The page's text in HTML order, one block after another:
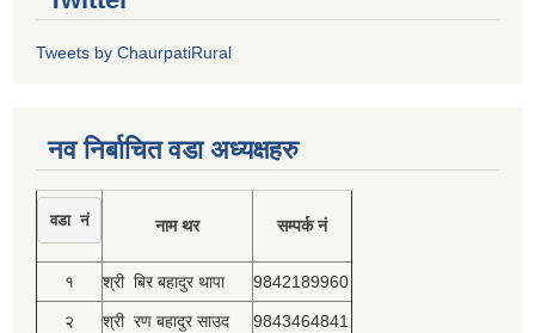
Tweets by ChaurpatiRural
नव निर्बाचित वडा अध्यक्षहरु
वडा नं नाम थर सम्पर्क नं
१ श्री बिर बहादुर थापा 9842189960
२ श्री रण बहादुर साउद 9843464841